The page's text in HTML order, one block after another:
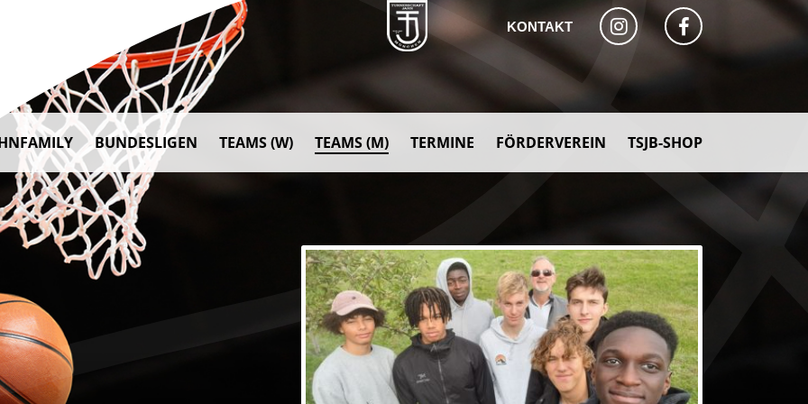
KONTAKT
BUNDESLIGEN TEAMS (W) TEAMS (M) TERMINE FÖRDERVEREIN TSJB-SHOP